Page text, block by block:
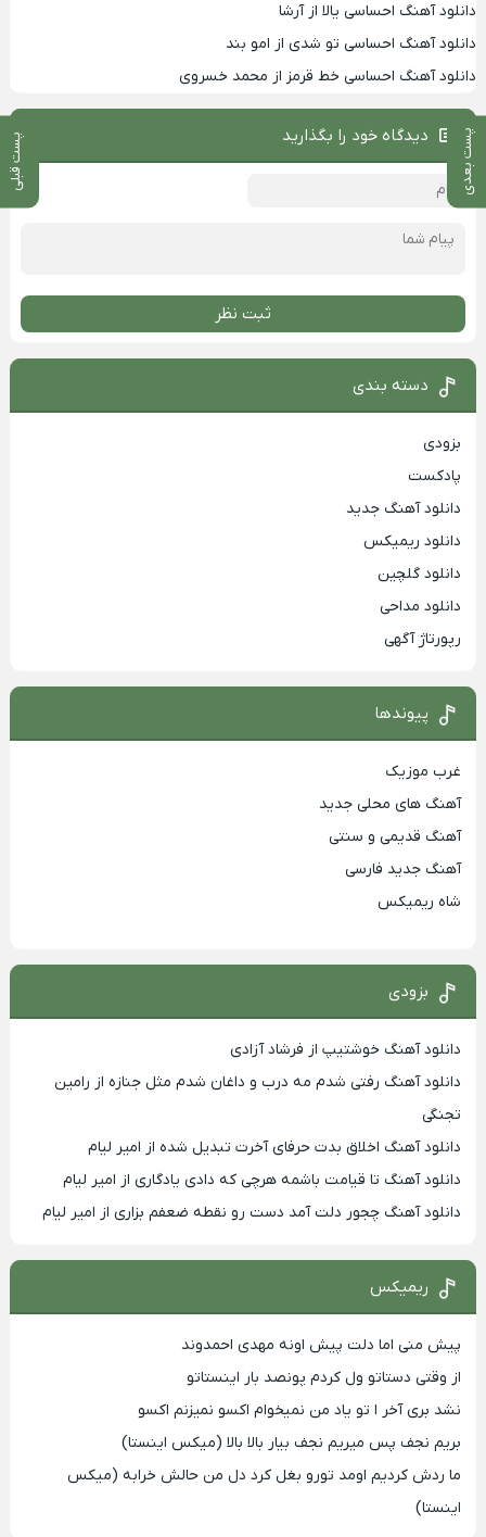
پست بعدی پست قبلی
دانلود آهنگ احساسی یالا از آرشا
دانلود آهنگ احساسی تو شدی از امو بند
دانلود آهنگ احساسی خط قرمز از محمد خسروی
دیدگاه خود را بگذارید
ثبت نظر
دسته بندی
بزودی
پادکست
دانلود آهنگ جدید
دانلود ریمیکس
دانلود گلچین
دانلود مداحی
رپورتاژ آگهی
پیوندها
غرب موزیک
آهنگ های محلی جدید
آهنگ قدیمی و سنتی
آهنگ جدید فارسی
شاه ریمیکس
بزودی
دانلود آهنگ خوشتیپ از فرشاد آزادی
دانلود آهنگ رفتی شدم مه درب و داغان شدم مثل جنازه از رامین
تجنگی
دانلود آهنگ اخلاق بدت حرفای آخرت تبدیل شده از امیر لیام
دانلود آهنگ تا قیامت باشمه هرچی که دادی یادگاری از امیر لیام
دانلود آهنگ چجور دلت آمد دست رو نقطه ضعفم بزاری از امیر لیام
ریمیکس
پیش منی اما دلت پیش اونه مهدی احمدوند
از وقتی دستاتو ول کردم پونصد بار اینستاتو
نشد بری آخر ا تو یاد من نمیخوام اکسو نمیزنم اکسو
بریم نجف پس میریم نجف بیار بالا بالا (میکس اینستا)
ما ردش کردیم اومد تورو بغل کرد دل من حالش خرابه (میکس
اینستا)